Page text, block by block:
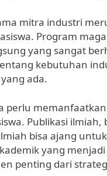
mitra industri
Program
yang sangat
kebutuhan
ada.
perlu
Publikasi
bisa ajang
yang
penting dari